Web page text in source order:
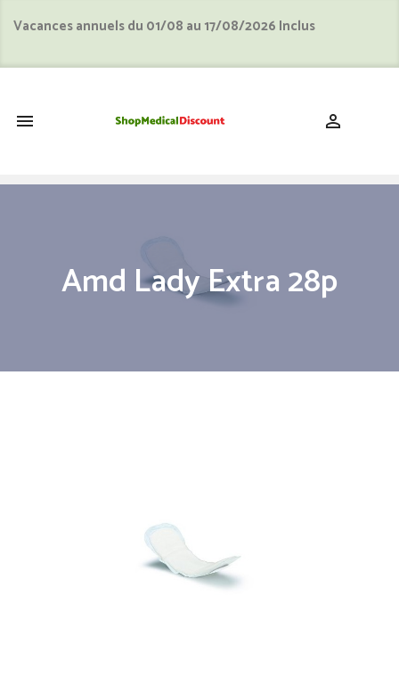
Vacances annuels du 01/08 au 17/08/2026 Inclus
 
Amd Lady Extra 28p